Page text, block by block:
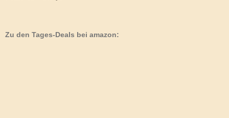
Zu den Tages-Deals bei amazon: